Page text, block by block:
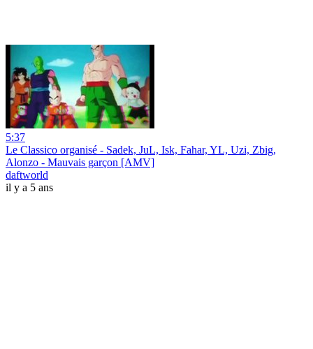
5:37
Le Classico organisé - Sadek, JuL, Isk, Fahar, YL, Uzi, Zbig,
Alonzo - Mauvais garçon [AMV]
daftworld
il y a 5 ans